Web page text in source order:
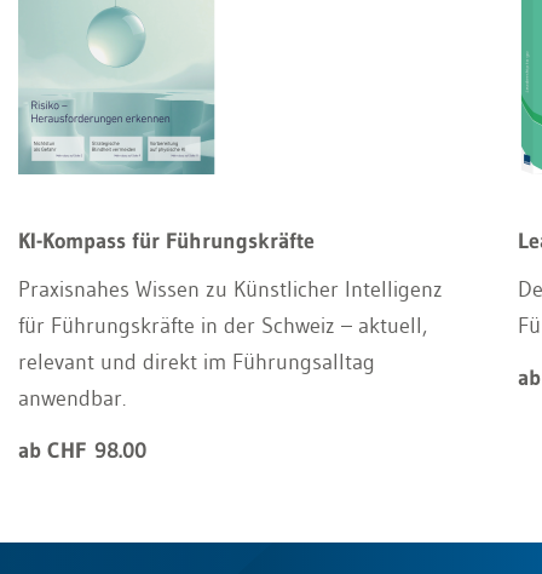
KI-Kompass für Führungskräfte
Praxisnahes Wissen zu Künstlicher Intelligenz
für Führungskräfte in der Schweiz – aktuell,
relevant und direkt im Führungsalltag
anwendbar.
ab CHF 98.00